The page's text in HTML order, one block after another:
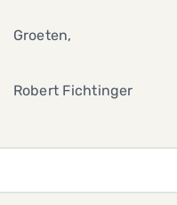
Groeten,
Robert Fichtinger